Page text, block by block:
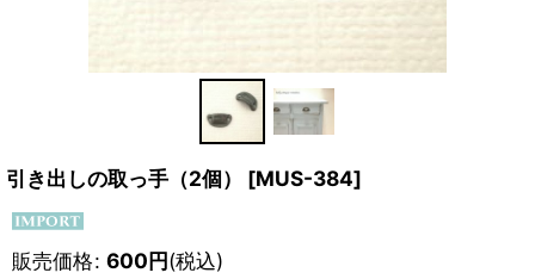
引き出しの取っ手（2個） [MUS-384]
販売価格: 600円(税込)